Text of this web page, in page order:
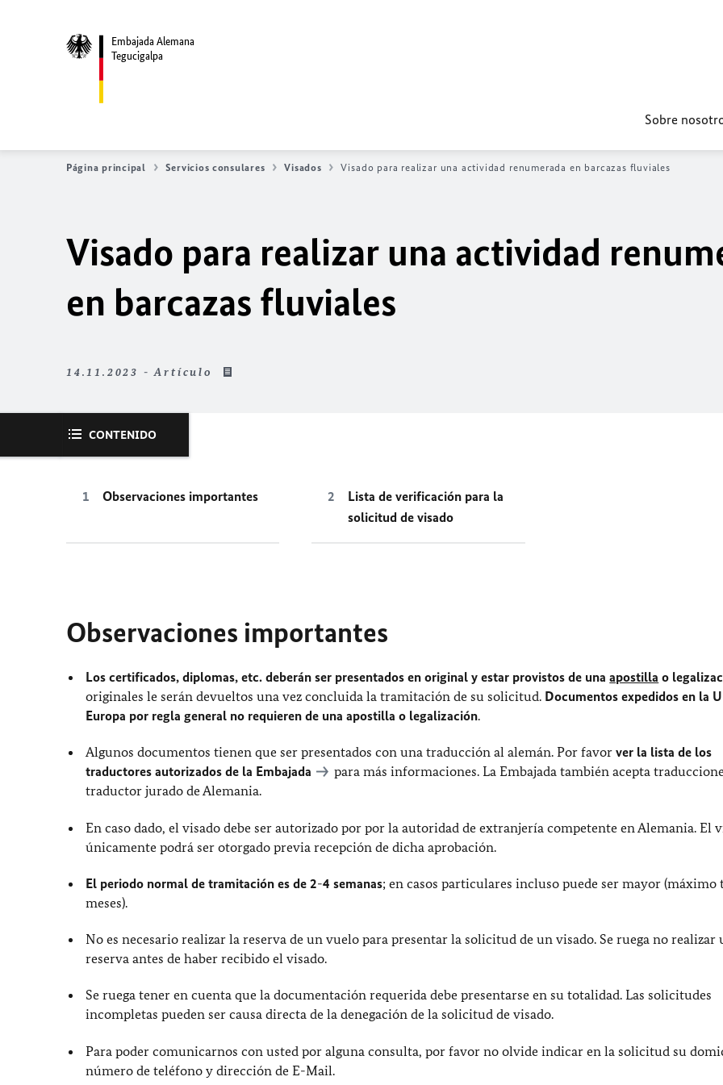
Embajada Alemana
Tegucigalpa
Sobre
Página principal Servicios consulares Visados Visado para realizar una actividad renumerada en barcazas fluviales
Visado para realizar una actividad
en barcazas fluviales
14.11.2023 - Artículo
CONTENIDO
Observaciones importantes
Lista de verificación para la
solicitud de visado
Observaciones importantes
Los certificados, diplomas, etc. deberán ser presentados en original y estar provistos de unaapostilla o
originales le serán devueltos una vez concluida la tramitación de su solicitud. Documentos expedidos en la
Europa por regla general no requieren de una apostilla o legalización.
Algunos documentos tienen que ser presentados con una traducción al alemán. Por favorver la lista de los
traductores autorizados de la Embajada
para más informaciones. La Embajada también acepta
traductor jurado de Alemania.
En caso dado, el visado debe ser autorizado por por la autoridad de extranjería competente en Alemania. El
únicamente podrá ser otorgado previa recepción de dicha aprobación.
El periodo normal de tramitación es de 2-4 semanas; en casos particulares incluso puede ser mayor (máximo
meses).
No es necesario realizar la reserva de un vuelo para presentar la solicitud de un visado. Se ruega no realizar
reserva antes de haber recibido el visado.
Se ruega tener en cuenta que la documentación requerida debe presentarse en su totalidad. Las solicitudes
incompletas pueden ser causa directa de la denegación de la solicitud de visado.
Para poder comunicarnos con usted por alguna consulta, por favor no olvide indicar en la solicitud su
número de teléfono y dirección de E-Mail.